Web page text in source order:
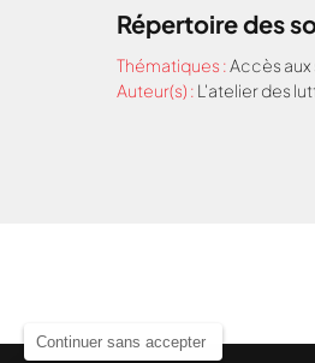
Continuer sans accepter
Répertoire des
Thématiques :Accès aux
Auteur(s) : L'atelier des